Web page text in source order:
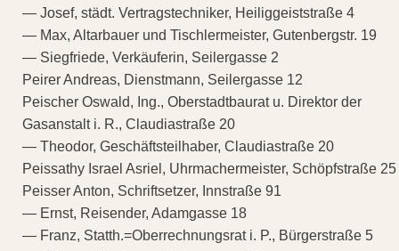
— Josef, städt. Vertragstechniker, Heiliggeiststraße 4
— Max, Altarbauer und Tischlermeister, Gutenbergstr. 19
— Siegfriede, Verkäuferin, Seilergasse 2
Peirer Andreas, Dienstmann, Seilergasse 12
Peischer Oswald, Ing., Oberstadtbaurat u. Direktor der
Gasanstalt i. R., Claudiastraße 20
— Theodor, Geschäftsteilhaber, Claudiastraße 20
Peissathy Israel Asriel, Uhrmachermeister, Schöpfstraße 25
Peisser Anton, Schriftsetzer, Innstraße 91
— Ernst, Reisender, Adamgasse 18
— Franz, Statth.=Oberrechnungsrat i. P., Bürgerstraße 5